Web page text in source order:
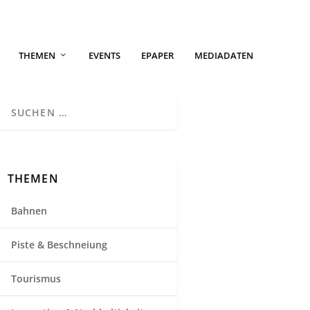
THEMEN EVENTS EPAPER MEDIADATEN
THEMEN
Bahnen
Piste & Beschneiung
Tourismus